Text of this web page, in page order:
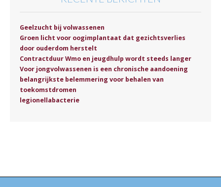
Geelzucht bij volwassenen
Groen licht voor oogimplantaat dat gezichtsverlies
door ouderdom herstelt
Contractduur Wmo en jeugdhulp wordt steeds langer
Voor jongvolwassenen is een chronische aandoening
belangrijkste belemmering voor behalen van
toekomstdromen
legionellabacterie